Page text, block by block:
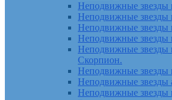
Неподвижные звезды
Неподвижные звезды
Неподвижные звезды
Неподвижные звезды
Неподвижные звезды
Скорпион.
Неподвижные звезды
Неподвижные звезды
Неподвижные звезды